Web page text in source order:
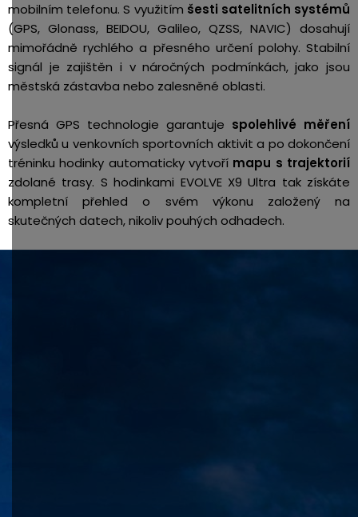
mobilním telefonu. S využitím šesti satelitních systémů
(GPS, Glonass, BEIDOU, Galileo, QZSS, NAVIC) dosahují
mimořádně rychlého a přesného určení polohy. Stabilní
signál je zajištěn i v náročných podmínkách, jako jsou
městská zástavba nebo zalesněné oblasti.
Přesná GPS technologie garantuje spolehlivé měření
výsledků u venkovních sportovních aktivit a po dokončení
tréninku hodinky automaticky vytvoří mapu s trajektorií
zdolané trasy. S hodinkami EVOLVE X9 Ultra tak získáte
kompletní přehled o svém výkonu založený na
skutečných datech, nikoliv pouhých odhadech.